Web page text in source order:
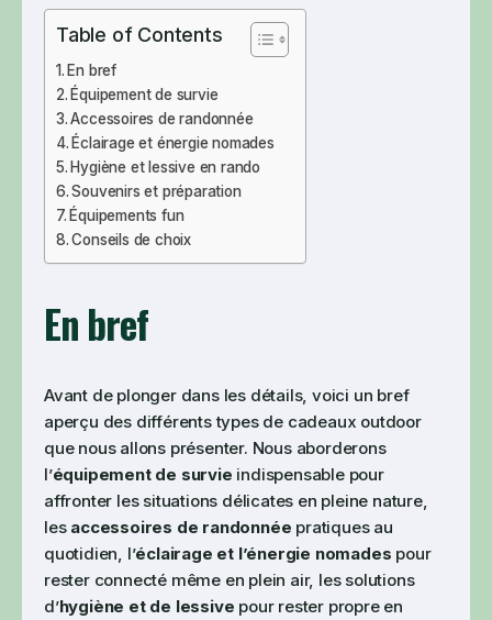
Table of Contents
En bref
Équipement de survie
Accessoires de randonnée
Éclairage et énergie nomades
Hygiène et lessive en rando
Souvenirs et préparation
Équipements fun
Conseils de choix
En bref
Avant de plonger dans les détails, voici un bref
aperçu des différents types de cadeaux outdoor
que nous allons présenter. Nous aborderons
l’équipement de survie indispensable pour
affronter les situations délicates en pleine nature,
les accessoires de randonnée pratiques au
quotidien, l’éclairage et l’énergie nomades pour
rester connecté même en plein air, les solutions
d’hygiène et de lessive pour rester propre en